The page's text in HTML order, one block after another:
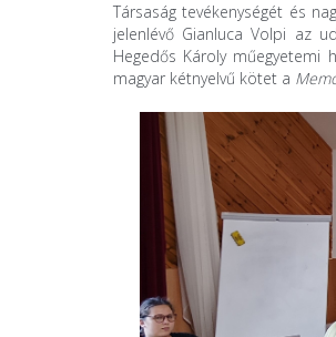
Társaság tevékenységét és
jelenlévő Gianluca Volpi az
Hegedős Károly műegyetemi
magyar kétnyelvű kötet a